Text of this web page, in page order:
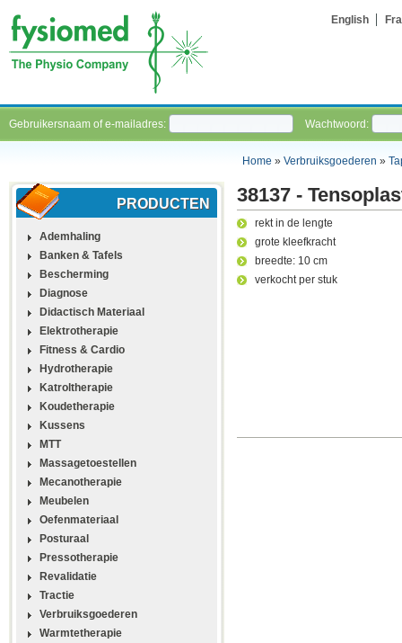
English
Gebruikersnaam of e-mailadres: Wachtwoord:
Home » Verbruiksgoederen »
PRODUCTEN
Ademhaling
Banken & Tafels
Bescherming
Diagnose
Didactisch Materiaal
Elektrotherapie
Fitness & Cardio
Hydrotherapie
Katroltherapie
Koudetherapie
Kussens
MTT
Massagetoestellen
Mecanotherapie
Meubelen
Oefenmateriaal
Posturaal
Pressotherapie
Revalidatie
Tractie
Verbruiksgoederen
Warmtetherapie
38137 -
rekt in de lengte
grote kleefkracht
breedte: 10 cm
verkocht per stuk